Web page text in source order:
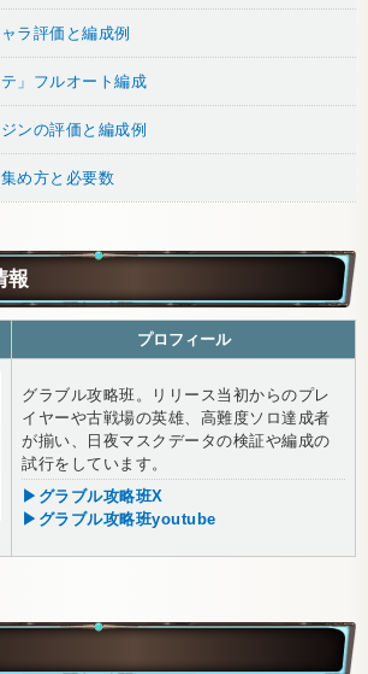
ラ評価と編成例
テ」フルオート編成
ンの評価と編成例
め方と必要数
報
プロフィール
グラブル攻略班。リリース当初からのプレ
イヤーや古戦場の英雄、高難度ソロ達成者
が揃い、日夜マスクデータの検証や編成の
試行をしています。
▶グラブル攻略班X
▶グラブル攻略班youtube